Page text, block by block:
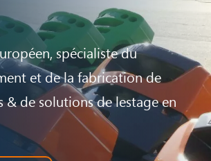
spécialiste du
et de la fabrication de
& de solutions de lestage en